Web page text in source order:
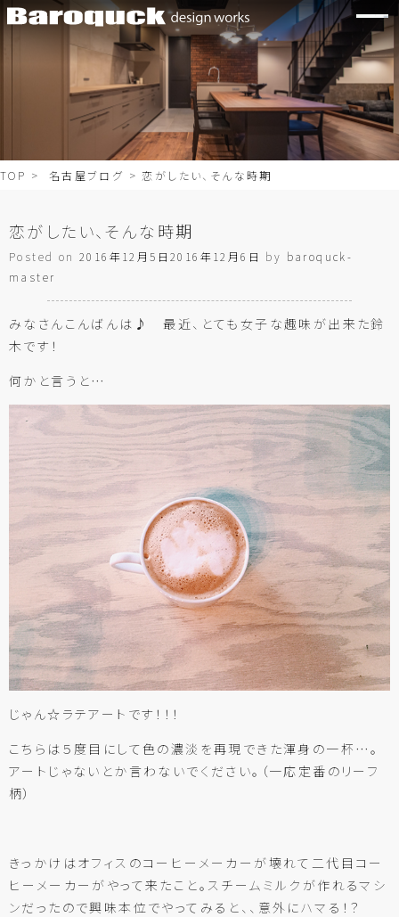
TOP > 名古屋ブログ > 恋がしたい、そんな時期
恋がしたい、そんな時期
Posted on2016年12月5日2016年12月6日 by baroquck-
master
みなさんこんばんは♪ 最近、とても女子な趣味が出来た鈴
木です！
何かと言うと…
じゃん☆ラテアートです！！！
こちらは５度目にして色の濃淡を再現できた渾身の一杯…。
アートじゃないとか言わないでください。（一応定番のリーフ
柄）
きっかけはオフィスのコーヒーメーカーが壊れて二代目コー
ヒーメーカーがやって来たこと。スチームミルクが作れるマシ
ンだったので興味本位でやってみると、、意外にハマる！？